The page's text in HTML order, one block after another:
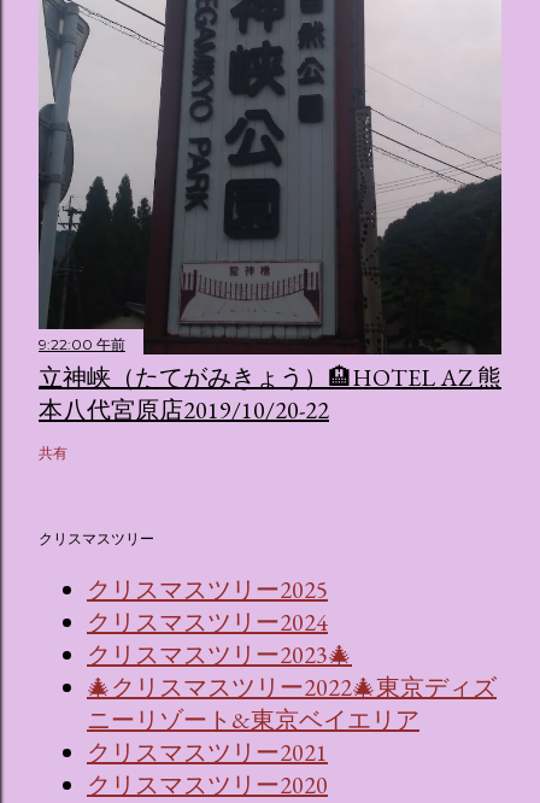
9:22:00 午前
立神峡（たてがみきょう）🏨HOTEL AZ 熊
本八代宮原店2019/10/20-22
共有
クリスマスツリー
クリスマスツリー2025
クリスマスツリー2024
クリスマスツリー2023🎄
🎄クリスマスツリー2022🎄東京ディズ
ニーリゾート&東京ベイエリア
クリスマスツリー2021
クリスマスツリー2020